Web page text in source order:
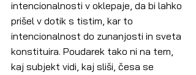
intencionalnosti v oklepaje, da bi lahko
prišel v dotik s tistim, kar to
intencionalnost do zunanjosti in sveta
konstituira. Poudarek tako ni na tem,
kaj subjekt vidi, kaj sliši, česa se